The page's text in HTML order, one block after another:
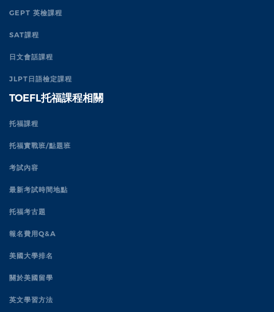
GEPT 英檢課程
SAT課程
日文會話課程
JLPT日語檢定課程
TOEFL托福課程相關
托福課程
托福實戰班/點題班
考試內容
最新考試時間地點
托福考古題
報名費用Q&A
美國大學排名
關於美國留學
英文學習方法